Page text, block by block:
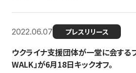
2022.06.07 プレスリリース
ウクライナ支援団体が一堂に会する
WALK」が6月18日キックオフ。